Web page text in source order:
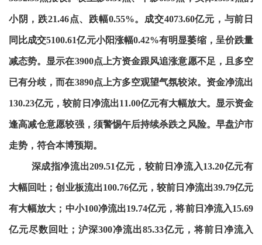
小阴，跌21.46点、跌幅0.55%。成交4073.60亿元，与前日
同比成交5100.61亿元小阳涨幅0.42%有明显萎缩，呈价跌量
减态势。显示在3900点上方资金跟风追涨意愿不足，且多空
已有分歧，而在3890点上方多空观望气氛较浓。资金净流出
130.23亿元，较前日净流出11.00亿元有大幅放大。显示资金
逢高减仓意愿较强，须警惕午后持续杀跌之风险。早盘沪市
走势，符合本博预期。
深成指净流出209.51亿元，较前日净流入13.20亿元有
大幅回吐；创业板流出100.76亿元，较前日净流出39.79亿元
有大幅放大；中小100净流出19.74亿元，将前日净流入15.69
亿元尽数回吐；沪深300净流出85.33亿元，将前日净流入